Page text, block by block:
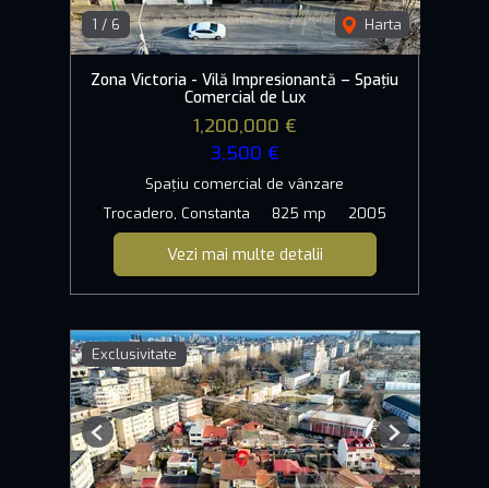
1 / 6 Harta
Zona Victoria - Vilă Impresionantă – Spațiu
Comercial de Lux
1,200,000 €
3,500 €
Spațiu comercial de vânzare
Trocadero, Constanta
825 mp 2005
Vezi mai multe detalii
Exclusivitate
Previous Next